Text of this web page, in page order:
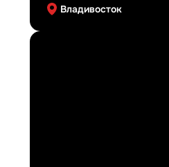
Владивосток